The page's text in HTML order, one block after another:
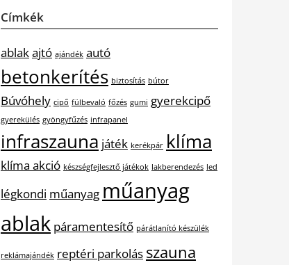
Címkék
ablakajtó ajándék autó
betonkerítés biztosítás bútor
Búvóhely cipő fülbevaló főzés gumi gyerekcipő
gyerekülés gyöngyfűzés infrapanel
infraszauna játék kerékpár klíma
klíma akció készségfejlesztő játékok lakberendezés led
légkondi műanyag műanyag
ablak páramentesítő párátlanító készülék
reklámajándék reptéri parkolás szauna